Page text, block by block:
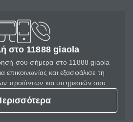
στο 11888 giaola
σου σήμερα στο 11888 giaola
επικοινωνίας και εξασφάλισε τη
προϊόντων και υπηρεσιών σου.